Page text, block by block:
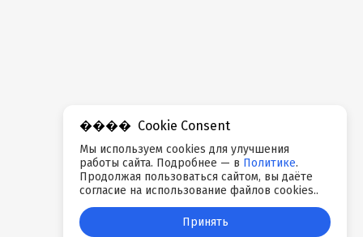
Cookie Consent
Мы используем cookies для улучшения
работы сайта. Подробнее — в Политике.
Продолжая пользоваться сайтом, вы даёте
согласие на использование файлов cookies..
Принять